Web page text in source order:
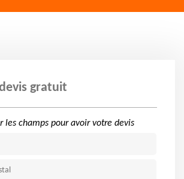
gratuit
les champs pour avoir votre devis